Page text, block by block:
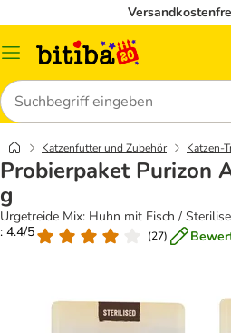
Menü
Suchen
Katzenfutter und Zubehör Katzen-
Probierpaket Purizon
g
Urgetreide Mix: Huhn mit Fisch /
: 4.4/5
(27)